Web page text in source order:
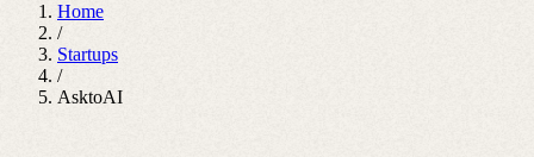
Home
/
Startups
/
AsktoAI